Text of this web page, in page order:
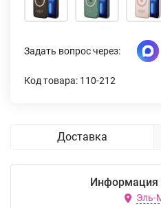
Задать вопрос через:
Код товара: 110-212
Доставка
Информация
Эль-